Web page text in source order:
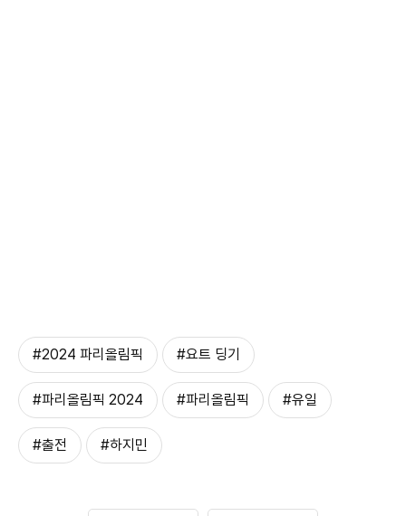
#2024 파리올림픽 #요트 딩기
#파리올림픽 2024 #파리올림픽 #유일
#출전 #하지민